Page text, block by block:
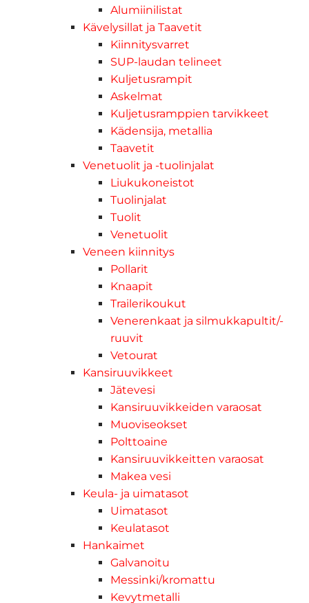
Alumiinilistat
Kävelysillat ja Taavetit
Kiinnitysvarret
SUP-laudan telineet
Kuljetusrampit
Askelmat
Kuljetusramppien tarvikkeet
Kädensija, metallia
Taavetit
Venetuolit ja -tuolinjalat
Liukukoneistot
Tuolinjalat
Tuolit
Venetuolit
Veneen kiinnitys
Pollarit
Knaapit
Trailerikoukut
Venerenkaat ja silmukkapultit/-
ruuvit
Vetourat
Kansiruuvikkeet
Jätevesi
Kansiruuvikkeiden varaosat
Muoviseokset
Polttoaine
Kansiruuvikkeitten varaosat
Makea vesi
Keula- ja uimatasot
Uimatasot
Keulatasot
Hankaimet
Galvanoitu
Messinki/kromattu
Kevytmetalli